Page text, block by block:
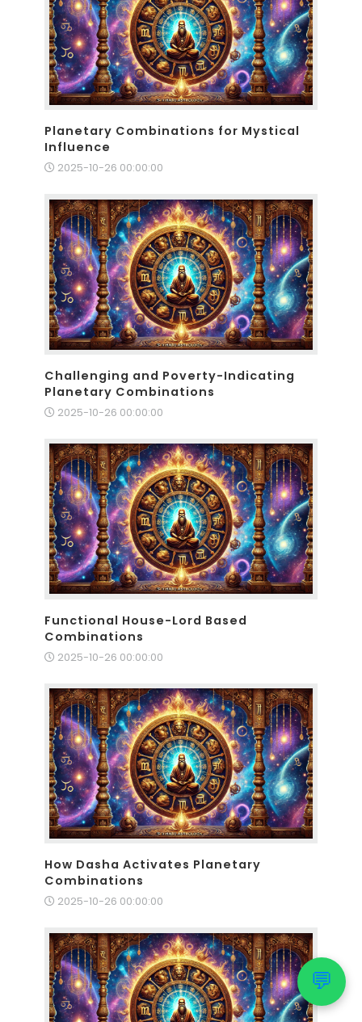
💬
Planetary Combinations for Mystical
Influence
2025-10-26 00:00:00
Challenging and Poverty-Indicating
Planetary Combinations
2025-10-26 00:00:00
Functional House-Lord Based
Combinations
2025-10-26 00:00:00
How Dasha Activates Planetary
Combinations
2025-10-26 00:00:00